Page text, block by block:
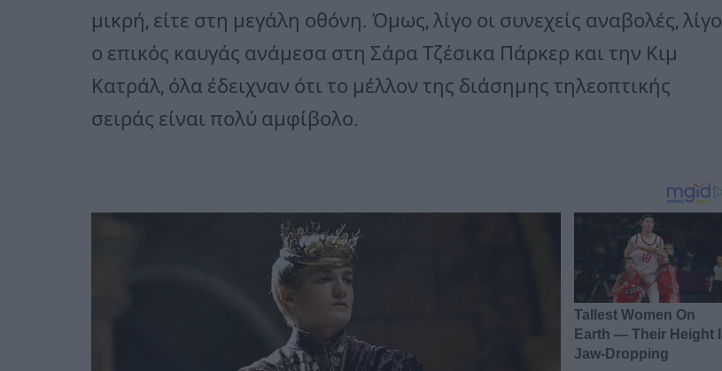
μικρή, είτε στη μεγάλη οθόνη. Όμως, λίγο οι συνεχείς αναβολές, λίγο
ο επικός καυγάς ανάμεσα στη Σάρα Τζέσικα Πάρκερ και την Κιμ
Κατράλ, όλα έδειχναν ότι το μέλλον της διάσημης τηλεοπτικής
σειράς είναι πολύ αμφίβολο.